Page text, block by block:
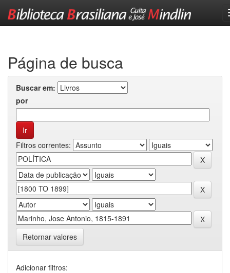
Página de busca
Buscar em:
por
Filtros correntes:
Retornar valores
Adicionar filtros: